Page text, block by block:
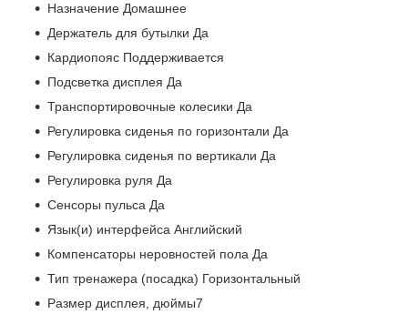
Назначение Домашнее
Держатель для бутылки Да
Кардиопояс Поддерживается
Подсветка дисплея Да
Транспортировочные колесики Да
Регулировка сиденья по горизонтали Да
Регулировка сиденья по вертикали Да
Регулировка руля Да
Сенсоры пульса Да
Язык(и) интерфейса Английский
Компенсаторы неровностей пола Да
Тип тренажера (посадка) Горизонтальный
Размер дисплея, дюймы7